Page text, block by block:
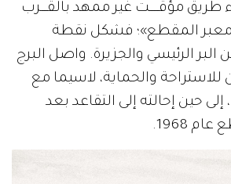
مؤقــــــت غير ممهد بالقــــرب
المقطع»؛ فشكل نقطة
البر الرئيسي والجزيرة. واصل البرج
للاستراحة والحماية، لاسيما مع
إلى حين إحالته إلى التقاعد بعد
1968.